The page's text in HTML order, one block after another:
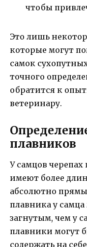
чтобы
Это лишь
которые могут
самок
точного
обратится к
ветеринару.
плавников
У самцов
имеют более
абсолютно
плавника у
загнутым, чем у
плавники могут
содержать на